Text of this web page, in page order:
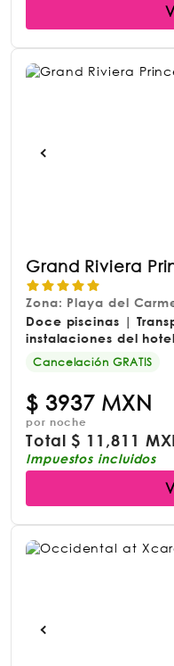
Grand Riviera
Zona: Playa del
Doce piscinas |
instalaciones del hotel
Cancelación GRATIS
$ 3937 MXN
por noche
Total$ 11,811
Impuestos incluidos